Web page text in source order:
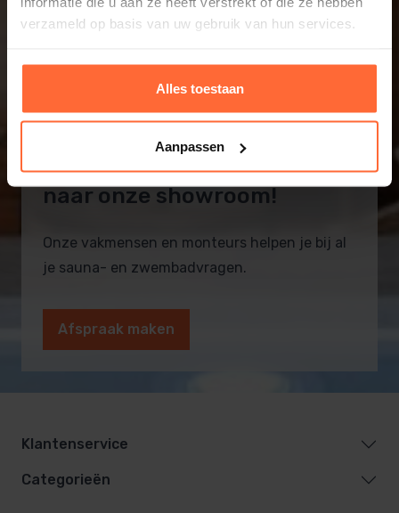
verzameld op basis van uw gebruik van hun services.
Alles toestaan
Aanpassen
Informatie op maat? Kom
naar onze showroom!
Onze vakmensen en monteurs helpen je bij al
je sauna- en zwembadvragen.
Afspraak maken
Klantenservice
Categorieën